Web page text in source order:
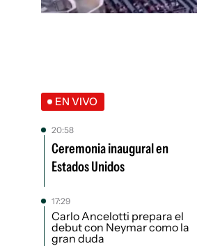
EN VIVO
20:58
Ceremonia inaugural en
Estados Unidos
17:29
Carlo Ancelotti prepara el
debut con Neymar como la
gran duda